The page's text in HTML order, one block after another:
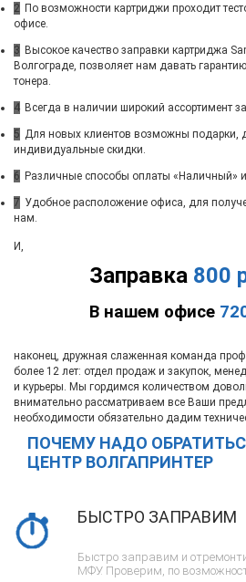
2 По возможности картриджи проходит
офисе.
3 Высокое качество заправки картриджа
Волгограде, позволяет нам давать
тонера.
4 Всегда в наличии широкий ассортимент
5 Для новых клиентов возможны подарки,
индивидуальные скидки.
6 Различные способы оплаты «Наличный»
7 Удобное расположение офиса, для
нам.
Заправка 800
В нашем офисе
И,
наконец, дружная слаженная команда
более 12 лет: отдел продаж и закупок,
и курьеры. Мы гордимся количеством
внимательно рассматриваем все Ваши
необходимости обязательно дадим
ПОЧЕМУ НАДО
ЦЕНТР ВОЛГАПРИНТЕР
БЫСТРО ЗАПРАВИМ
Быстро заправим и
МФУ. Проверим, по